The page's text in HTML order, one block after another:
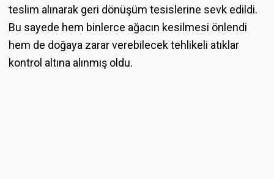
teslim alınarak geri dönüşüm tesislerine sevk edildi.
Bu sayede hem binlerce ağacın kesilmesi önlendi
hem de doğaya zarar verebilecek tehlikeli atıklar
kontrol altına alınmış oldu.